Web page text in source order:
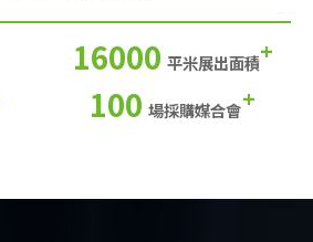
16000 平米展出面積+
100 場採購媒合會+